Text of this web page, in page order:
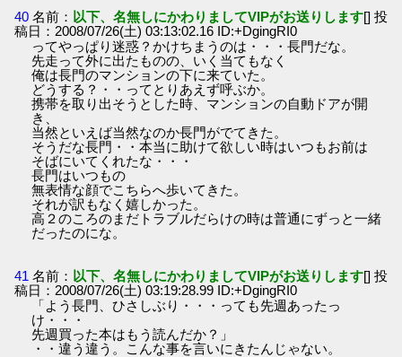
40 名前： 以下、名無しにかわりましてVIPがお送りします[] 投
稿日：2008/07/26(土) 03:13:02.16 ID:+DgingRI0
ってやっぱり迷惑？かけちまうのは・・・長門だな。
先走って外に出たものの、いく当てもなく
俺は長門のマンションの下に来ていた。
どうする？・・ってとりあえず呼ぶか。
携帯を取り出そうとした時、マンションの自動ドアが開
き、
当然といえば当然なのか長門がでてきた。
そうだな長門・・本当に助けて欲しい時はいつもお前は
そばにいてくれたな・・・
長門はいつもの
無表情な顔でこちらへ歩いてきた。
それが訳もなく嬉しかった。
高２のころのまだトラブルだらけの時は普通にずっと一緒
だったのにな。
41 名前： 以下、名無しにかわりましてVIPがお送りします[] 投
稿日：2008/07/26(土) 03:19:28.99 ID:+DgingRI0
「よう長門、ひさしぶり・・・っても先週あったっ
け・・・
先週買った本はもう読んだか？」
・・違う違う。こんな事を言いにきたんじゃない。